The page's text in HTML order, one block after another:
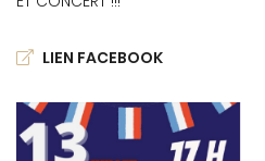
LIEN FACEBOOK